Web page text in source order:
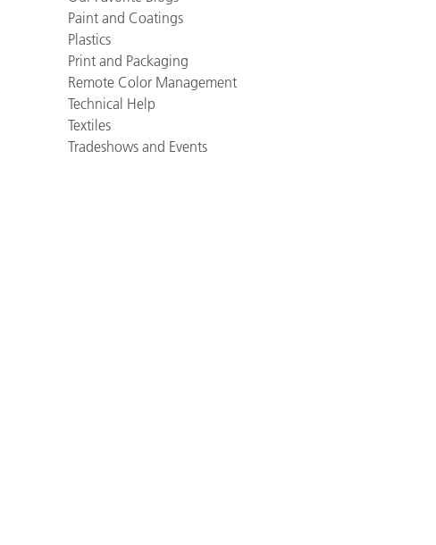
Paint and Coatings
Plastics
Print and Packaging
Remote Color Management
Technical Help
Textiles
Tradeshows and Events